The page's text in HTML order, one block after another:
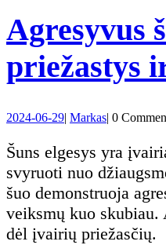
Agresyvus
priežastys
2024-06-292024-
| MarkasMarkas
| 0
Šuns elgesys yra įvairiapusis ir jo nuotaikos gali
svyruoti nuo
šuo demonstruoja
veiksmų kuo
dėl įvairių priežasčių.